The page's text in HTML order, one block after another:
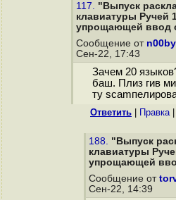
117. "Выпуск
клавиатуры Ручей
упрощающей ввод
Сообщение от n00by
Сен-22, 17:43
Зачем 20
баш. Плиз гив
ту
Ответить Правка|
188. "Выпуск
клавиатуры
упрощающей
Сообщение от
Сен-22, 14:39